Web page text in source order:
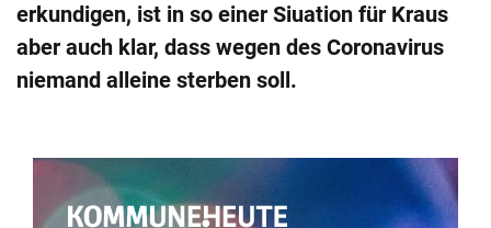
erkundigen, ist in so einer Siuation für Kraus
aber auch klar, dass wegen des Coronavirus
niemand alleine sterben soll.